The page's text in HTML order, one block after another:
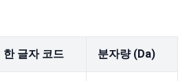
한 글자 코드 분자량 (Da)